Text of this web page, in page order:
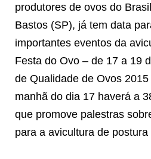
produtores de ovos do
Bastos (SP), já tem data
importantes eventos da
Festa do Ovo – de 17 a 19
de Qualidade de Ovos
manhã do dia 17 haverá a
que promove palestras
para a avicultura de postura